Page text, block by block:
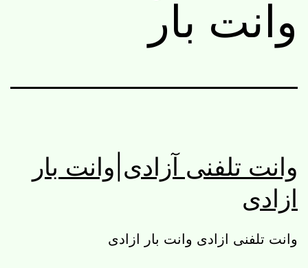
وانت بار
وانت تلفنی آزادی|وانت بار
ازادی
وانت تلفنی ازادی وانت بار ازادی